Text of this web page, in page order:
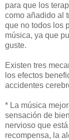
para que los
como añadido al
que no todos los
música, ya que
guste.
Existen tres
los efectos
accidentes
* La música
sensación de
nervioso que
recompensa, la